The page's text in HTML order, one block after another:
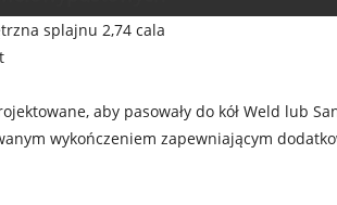
splajnu 2,74 cala
aby pasowały do ​​kół Weld lub
wykończeniem zapewniającym